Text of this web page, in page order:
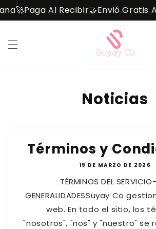
contenido
Paga Al Recibir🤝Envió Gratis A
Noticias
Términos y
19 DE MARZO DE 2026
TÉRMINOS DEL
GENERALIDADESSuyay Co
web. En todo el sitio, los
"nosotros", "nos" y "nuestro" se